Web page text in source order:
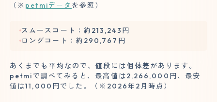
（※ petmiデータ を参照）
スムースコート：約213,243円
ロングコート：約290,767円
あくまでも平均なので、値段には個体差があります。
petmiで調べてみると、最高値は2,266,000円、最安
値は11,000円でした。（※2026年2月時点）